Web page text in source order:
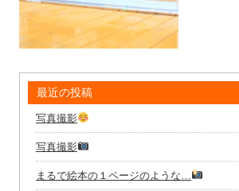
最近の投稿
写真撮影
写真撮影
まるで絵本の１ページのような…